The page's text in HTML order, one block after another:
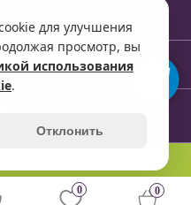
для улучшения
просмотр, вы
использования
.
Отклонить
0 0